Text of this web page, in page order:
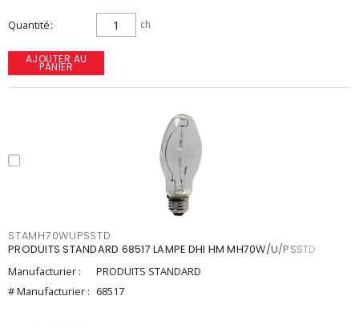
Quantité ch
AJOUTER AU
PANIER
STAMH70WUPSSTD
PRODUITS STANDARD 68517 LAMPE DHI HM MH70W/U/PSSTD
Manufacturier :
PRODUITS STANDARD
# Manufacturier : 68517